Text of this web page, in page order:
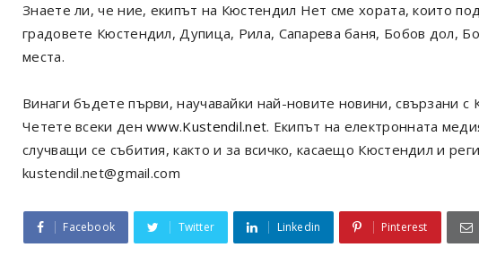
Знаете ли, че ние, екипът на Кюстендил Нет сме хората, които
градовете Кюстендил, Дупица, Рила, Сапарева баня, Бобов дол,
места.
Винаги бъдете първи, научавайки най-новите новини, свързани с
Четете всеки денwww.Kustendil.net. Екипът на електронната
случващи се събития, както и за всичко, касаещо Кюстендил и
kustendil.net@gmail.com
Facebook Twitter Linkedin Pinterest